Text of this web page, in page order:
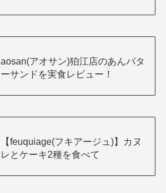
aosan(アオサン)狛江店のあんバタ
ーサンドを実食レビュー！
【feuquiage(フキアージュ)】カヌ
レとケーキ2種を食べて